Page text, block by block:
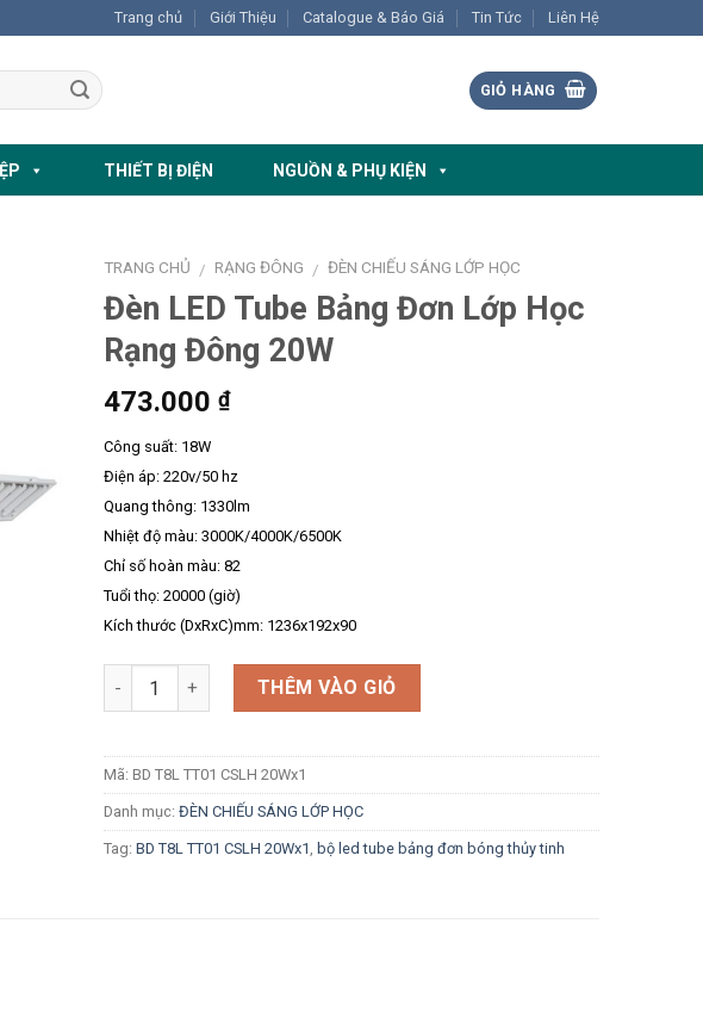
Trang chủ Giới Thiệu Catalogue & Báo Giá Tin Tức Liên Hệ
GIỎ HÀNG
THIẾT BỊ ĐIỆN NGUỒN & PHỤ KIỆN
TRANG CHỦ / RẠNG ĐÔNG / ĐÈN CHIẾU SÁNG LỚP HỌC
Đèn LED Tube Bảng Đơn Lớp Học
Rạng Đông 20W
473.000 ₫
Công suất: 18W
Điện áp: 220v/50 hz
Quang thông: 1330lm
Nhiệt độ màu: 3000K/4000K/6500K
Chỉ số hoàn màu: 82
Tuổi thọ: 20000 (giờ)
Kích thước (DxRxC)mm: 1236x192x90
Số lượng THÊM VÀO GIỎ
Mã: BD T8L TT01 CSLH 20Wx1
Danh mục: ĐÈN CHIẾU SÁNG LỚP HỌC
Tag: BD T8L TT01 CSLH 20Wx1, bộ led tube bảng đơn bóng thủy tinh